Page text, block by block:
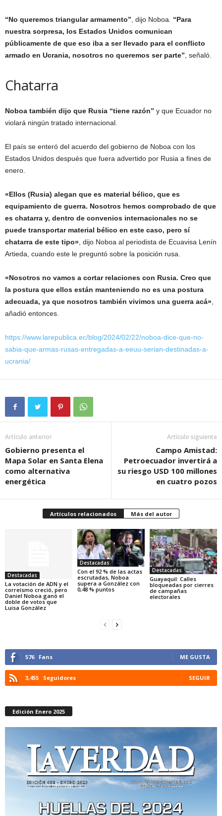
“No queremos triangular armamento” , dijo Noboa
“Para
nuestra sorpresa, los Estados Unidos comunican
públicamente de que eso iba a ser llevado para el conflicto
armado en Ucrania, nosotros no queremos ser parte” , señaló.
Chatarra
Noboa también dijo que Rusia “tiene razón” y que Ecuador no
violará ningún tratado internacional.
El país se enteró del acuerdo del gobierno de Noboa con los
Estados Unidos después que fuera advertido por Rusia a fines de
enero.
«Ellos (Rusia) alegan que es material bélico, que es
equipamiento de guerra. Nosotros hemos comprobado de que
es chatarra y, dentro de convenios internacionales no se
puede transportar material bélico en este caso, pero sí
chatarra de este tipo» , dijo Noboa al periodista de Ecuavisa Lenín
Artieda, cuando este le preguntó sobre la posición rusa.
«Nosotros no vamos a cortar relaciones con Rusia. Creo que
la postura que ellos están manteniendo no es una postura
adecuada, ya que nosotros también vivimos una guerra acá»
añadió entonces.
https://www.larepublica.ec/blog/2024/02/22/noboa-dice-que-no-
sabia-que-armas-rusas-entregadas-a-eeuu-serian-destinadas-a-
ucrania/
Artículo anterior
Gobierno presenta el
Mapa Solar en Santa Elena
como alternativa
energética
Artículo siguiente
Campo Amistad:
Petroecuador invertirá a
su riesgo USD 100 millones
en cuatro pozos
Artículos relacionados Más del autor
Destacadas
La votación de ADN y el
correísmo creció, pero
Daniel Noboa ganó el
doble de votos que
Luisa González
Destacadas
Con el 92 % de las actas
escrutadas, Noboa
supera a González con
0,48 % puntos
Destacadas
Guayaquil: Calles
bloqueadas por cierres
de campañas
electorales
576 Fans ME GUSTA
3,455 Seguidores SEGUIR
Edición Enero 2025